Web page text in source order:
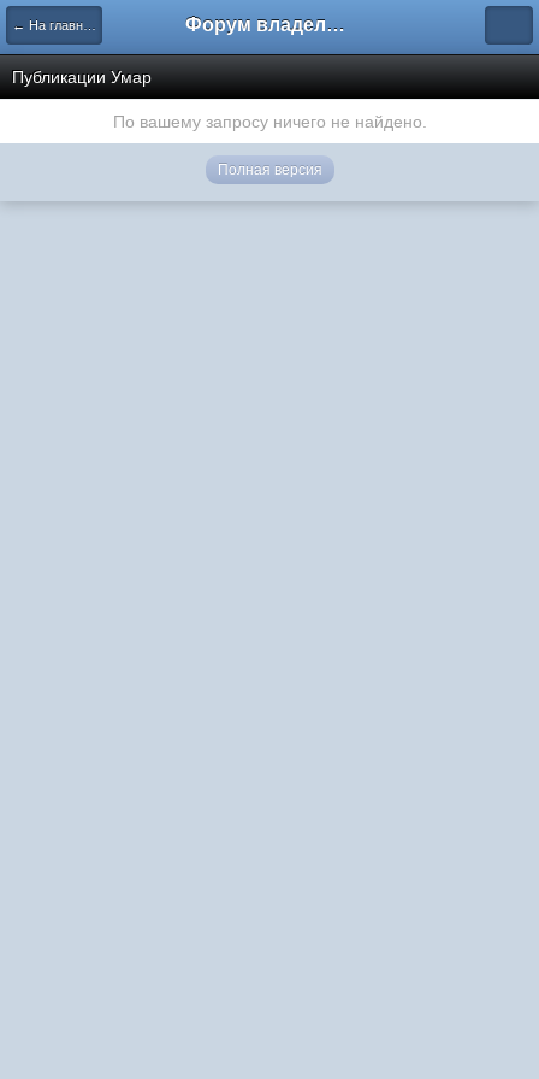
← На главную Форум владельцев интернет-магазинов
Публикации Умар
По вашему запросу ничего не найдено.
Полная версия